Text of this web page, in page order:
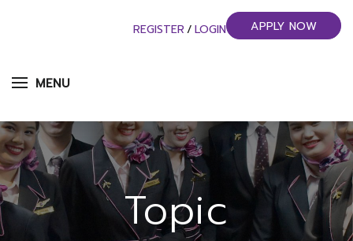
MENU
REGISTER / LOGIN APPLY NOW
Topic